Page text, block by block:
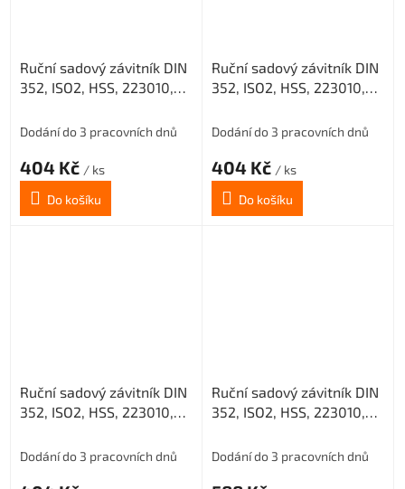
Ruční sadový závitník DIN
352, ISO2, HSS, 223010,
Dodání do 3 pracovních dnů
404 Kč / ks
Do košíku
Ruční sadový závitník DIN
352, ISO2, HSS, 223010,
Dodání do 3 pracovních dnů
404 Kč / ks
Do košíku
Ruční sadový závitník DIN
352, ISO2, HSS, 223010,
Dodání do 3 pracovních dnů
Ruční sadový závitník DIN
352, ISO2, HSS, 223010,
Dodání do 3 pracovních dnů